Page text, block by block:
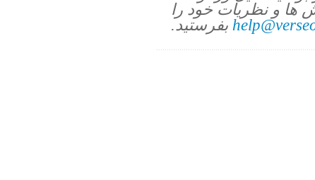
و نظریات خود را
بفرستید.